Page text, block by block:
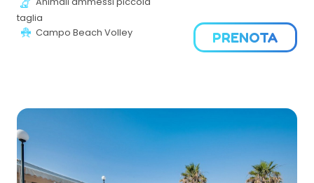
centro benessere "Body & Soul SPA", il ristorante "Deep
Blu" e un lido privato.
taglia
Campo Beach Volley
PRENOTA